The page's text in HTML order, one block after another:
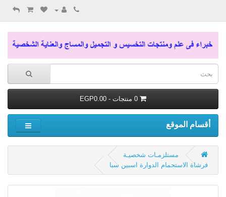
0 منتجات - EGP0.00
أقسام الموقع
مستلزمـات شخصيـة
فرشاة الاستحمام الدوارة اسبين سبا